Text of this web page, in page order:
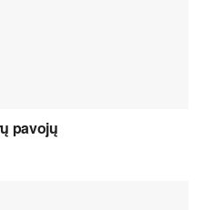
pavojų